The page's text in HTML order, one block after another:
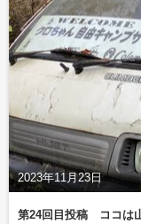
2023年11月23日
第24回目投稿 ココは